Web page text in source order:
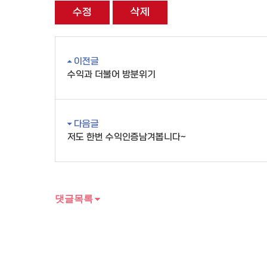
수정 삭제
이전글
수익과 더불어 방분위기
다음글
저도 한번 수익인증남겨봅니다~
댓글목록